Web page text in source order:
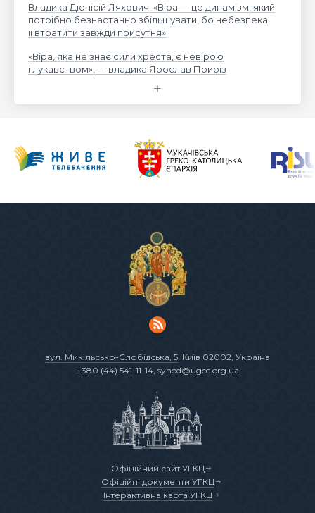
Владика Діонісій Ляхович: «Віра — це динамізм, який
потрібно безнастанно збільшувати, бо небезпека
її втратити завжди присутня»
«Віра, яка не знає сили хреста, є невірою
і лукавством», — владика Ярослав Приріз
вул. Микільсько-Слобідська, 5 , Київ 02002, Україна
+380 (44) 541-11-14, synod@ugcc.org.ua
Офіційний сайт УГКЦ
Офіційні документи УГКЦ
Інтерактивна карта УГКЦ